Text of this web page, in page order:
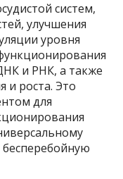
систем,
улучшения
уровня
и РНК, а также
и роста. Это
для